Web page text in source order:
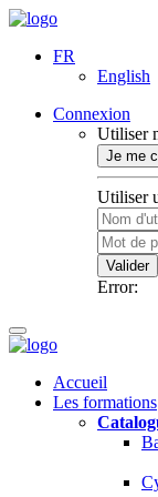
FR
English
Connexion
Utiliser
Je me
Utiliser
Valider
Error:
Accueil
Les formations